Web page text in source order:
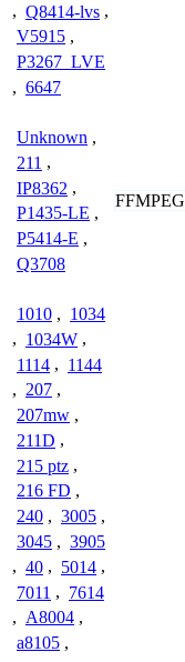
, Q8414-lvs ,
V5915 ,
P3267_LVE
, 6647
Unknown ,
211 ,
IP8362 ,
P1435-LE ,
P5414-E ,
Q3708
FFMPEG
1010 , 1034
, 1034W ,
1114 , 1144
, 207 ,
207mw ,
211D ,
215 ptz ,
216 FD ,
240 , 3005 ,
3045 , 3905
, 40 , 5014 ,
7011 , 7614
, A8004 ,
a8105 ,